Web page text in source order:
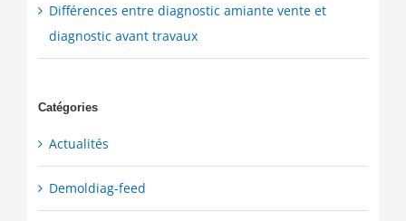
Différences entre diagnostic amiante vente et
diagnostic avant travaux
Catégories
Actualités
Demoldiag-feed